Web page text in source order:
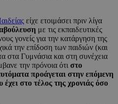
είχε ετοιμάσει πριν λίγα
με τις εκπαιδευτικές
γονείς για την κατάργηση της
την επίδοση των παιδιών (και
στα Γυμνάσια και στη συνέχεια
την πρόνοια ότι στο
προάγεται στην επόμενη
στο τέλος της χρονιάς όσο